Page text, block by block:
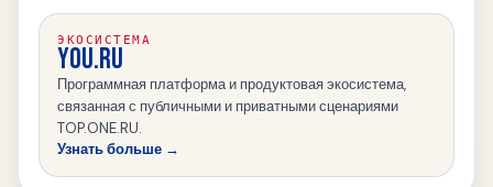
ЭКОСИСТЕМА
YOU.RU
Программная платформа и продуктовая экосистема,
связанная с публичными и приватными сценариями
TOP.ONE.RU.
Узнать больше →